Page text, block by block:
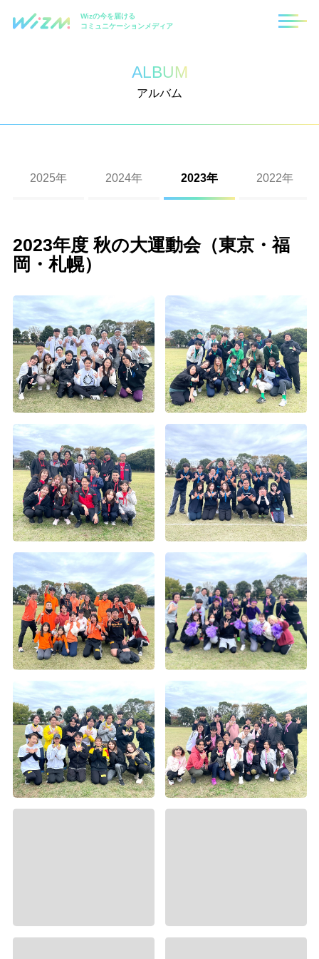
Wizの今を届ける
コミュニケーションメディア
ALBUM
アルバム
2025年
入社式
2024年
第10回ハロウィンイベント
沖縄社員旅行
2024年度 春の大運動会（大阪・福岡・札幌）
第五回 Wizパートナー運動会
第六回 Wiz大阪支社 大運動会
2024年度 春の大運動会（東京）
入社式
2023年
第9回ハロウィンイベント
沖縄旅行
2023年度 春の大運動会（東京・大阪）
第三回 パートナー運動会
入社式
2022年
第二回 Wizパートナー運動会
沖縄社員旅行
2022年度 春の大運動会
Wiz 創立10周年 記念式典
入社式
2020年度経営方針発表会及び2019年度上半期表
彰式
2019年度秋の大運動会
2020年度内定式兼経営方針発表会＆懇親会
2019年度経営方針発表会及び2018度下期表彰式
2019年度沖縄社員旅行
2019年度春の大運動会
2019年度入社式＆懇親会
2019年度経営方針発表会及び表彰式
第4回Wizハロウィンイベント
2019年度内定式兼経営方針発表会＆懇親会
2018年度経営方針発表会及び表彰式
2018年度花火大会
2018年度沖縄社員旅行
2018年度運動会
2018年度入社会
2018年度懇親会
2018年度上期経営方針発表会及び表彰式
2017年度大運動会（2）
2018年度内定証書授与式兼経営方針発表会
2017年度花火大会
2017年度下期経営方針発表会及び表彰式
2017年度沖縄社員旅行
2017年度大運動会
設立5周年記念式典
2017年度入社式兼経営方針発表会
2016年度お疲れ様会
2017年度上期経営方針発表会及び表彰式
2016年度花火大会
2016年度下期経営方針発表会及び表彰式
2016年度入社式兼経営方針発表会
2015年お疲れ様会
2016経営方針発表会及び表彰式
2015忘年会・東京本社
札幌一周年記念フットサル大会＆祝賀会
2015年秋の社員旅行in北海道1
第1回Wizハロウィンイベント
第2回Wiz大運動会（14）
第2回Wiz大運動会（13）
第2回Wiz大運動会（12）
第2回Wiz大運動会（11）
第2回Wiz大運動会（10）
第2回Wiz大運動会（7）
第2回Wiz大運動会（6）
第2回Wiz大運動会（5）
第2回Wiz大運動会（4）
第2回Wiz大運動会（9）
第2回Wiz大運動会（3）
第2回Wiz大運動会（2）
2023年度 秋の大運動会（東京・福
岡・札幌）